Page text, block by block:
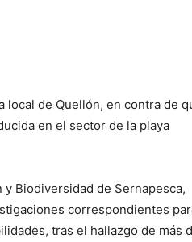
local de Quellón, en contra de
en el sector de la playa
Biodiversidad de Sernapesca,
correspondientes
tras el hallazgo de más